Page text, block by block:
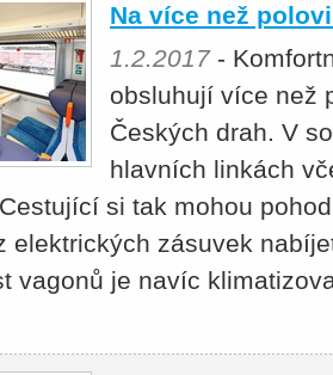
Na více než
1.2.2017-
obsluhují více než
Českých drah. V
hlavních linkách
si tak mohou
elektrických zásuvek
vagonů je navíc